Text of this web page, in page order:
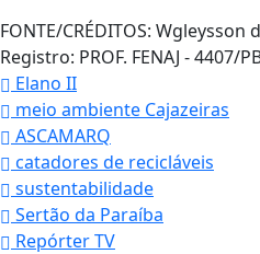
FONTE/CRÉDITOS: Wgleysson
Registro: PROF. FENAJ - 4407/
Elano II
meio ambiente Cajazeiras
ASCAMARQ
catadores de recicláveis
sustentabilidade
Sertão da Paraíba
Repórter TV